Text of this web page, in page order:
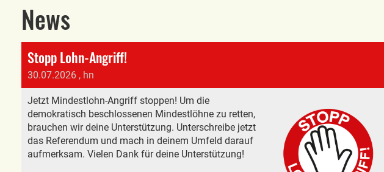
News
Stopp Lohn-Angriff!
30.07.2026 , hn
Jetzt Mindestlohn-Angriff stoppen! Um die
demokratisch beschlossenen Mindestlöhne zu retten,
brauchen wir deine Unterstützung. Unterschreibe jetzt
das Referendum und mach in deinem Umfeld darauf
aufmerksam. Vielen Dank für deine Unterstützung!